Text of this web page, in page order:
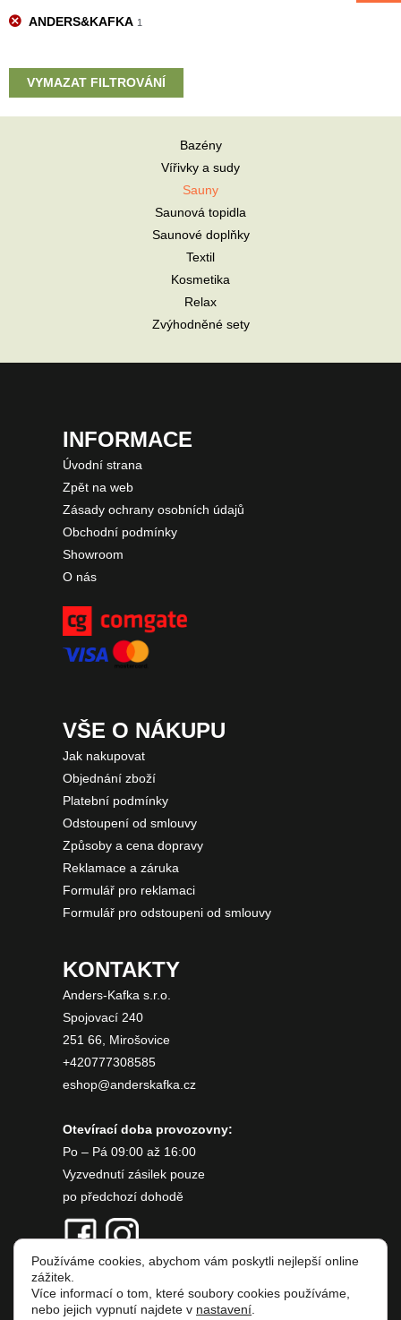
ANDERS&KAFKA 1
VYMAZAT FILTROVÁNÍ
Bazény
Vířivky a sudy
Sauny
Saunová topidla
Saunové doplňky
Textil
Kosmetika
Relax
Zvýhodněné sety
INFORMACE
Úvodní strana
Zpět na web
Zásady ochrany osobních údajů
Obchodní podmínky
Showroom
O nás
VŠE O NÁKUPU
Jak nakupovat
Objednání zboží
Platební podmínky
Odstoupení od smlouvy
Způsoby a cena dopravy
Reklamace a záruka
Formulář pro reklamaci
Formulář pro odstoupeni od smlouvy
KONTAKTY
Anders-Kafka s.r.o.
Spojovací 240
251 66, Mirošovice
+420777308585
eshop@anderskafka.cz
Otevírací doba provozovny:
Po – Pá 09:00 až 16:00
Vyzvednutí zásilek pouze
po předchozí dohodě
Používáme cookies, abychom vám poskytli nejlepší online
zážitek.
Více informací o tom, které soubory cookies používáme,
nebo jejich vypnutí najdete v nastavení